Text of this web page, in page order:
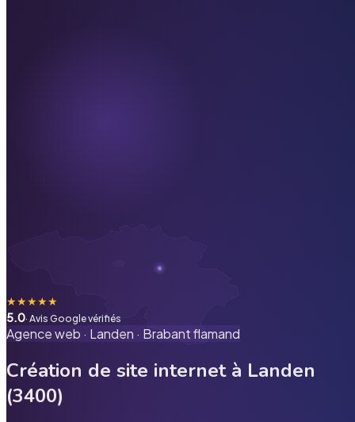
★★★★★
5.0· Avis Google vérifiés
Agence web · Landen · Brabant flamand
Création de site internet à Landen
(3400)